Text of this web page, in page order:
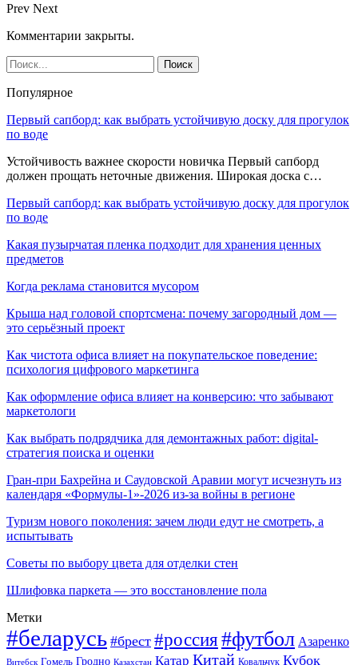
Prev Next
Комментарии закрыты.
Популярное
Первый сапборд: как выбрать устойчивую доску для прогулок
по воде
Устойчивость важнее скорости новичка Первый сапборд
должен прощать неточные движения. Широкая доска с…
Первый сапборд: как выбрать устойчивую доску для прогулок
по воде
Какая пузырчатая пленка подходит для хранения ценных
предметов
Когда реклама становится мусором
Крыша над головой спортсмена: почему загородный дом —
это серьёзный проект
Как чистота офиса влияет на покупательское поведение:
психология цифрового маркетинга
Как оформление офиса влияет на конверсию: что забывают
маркетологи
Как выбрать подрядчика для демонтажных работ: digital-
стратегия поиска и оценки
Гран-при Бахрейна и Саудовской Аравии могут исчезнуть из
календаря «Формулы-1»-2026 из-за войны в регионе
Туризм нового поколения: зачем люди едут не смотреть, а
испытывать
Советы по выбору цвета для отделки стен
Шлифовка паркета — это восстановление пола
Метки
#беларусь #брест #россия#футбол Азаренко
Витебск Гомель Гродно Казахстан Катар Китай Ковальчук Кубок